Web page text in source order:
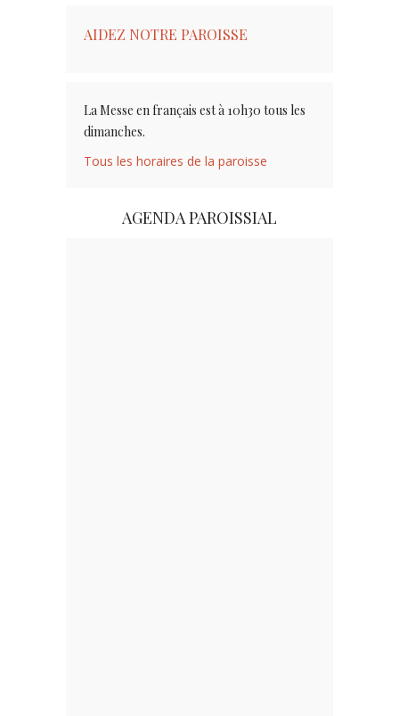
AIDEZ NOTRE PAROISSE
La Messe en français est à 10h30 tous les
dimanches.
Tous les horaires de la paroisse
AGENDA PAROISSIAL